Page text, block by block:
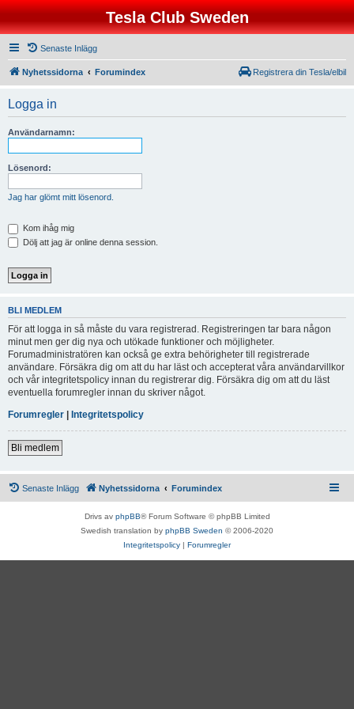
Tesla Club Sweden
Senaste Inlägg
Nyhetssidorna Forumindex Registrera din Tesla/elbil
Logga in
Användarnamn:
Lösenord:
Jag har glömt mitt lösenord.
Kom ihåg mig
Dölj att jag är online denna session.
BLI MEDLEM
För att logga in så måste du vara registrerad. Registreringen tar bara någon
minut men ger dig nya och utökade funktioner och möjligheter.
Forumadministratören kan också ge extra behörigheter till registrerade
användare. Försäkra dig om att du har läst och accepterat våra användarvillkor
och vår integritetspolicy innan du registrerar dig. Försäkra dig om att du läst
eventuella forumregler innan du skriver något.
Forumregler | Integritetspolicy
Bli medlem
Senaste Inlägg Nyhetssidorna Forumindex
Drivs av phpBB® Forum Software © phpBB Limited
Swedish translation by phpBB Sweden © 2006-2020
Integritetspolicy | Forumregler